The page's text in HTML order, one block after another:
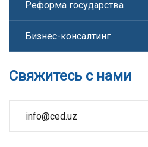
Реформа государства
Бизнес-консалтинг
Свяжитесь с нами
info@ced.uz